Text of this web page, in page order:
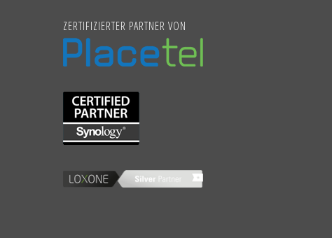
ZERTIFIZIERTER PARTNER VON